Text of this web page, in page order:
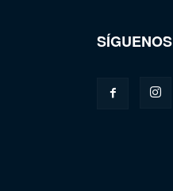
SÍGUENOS